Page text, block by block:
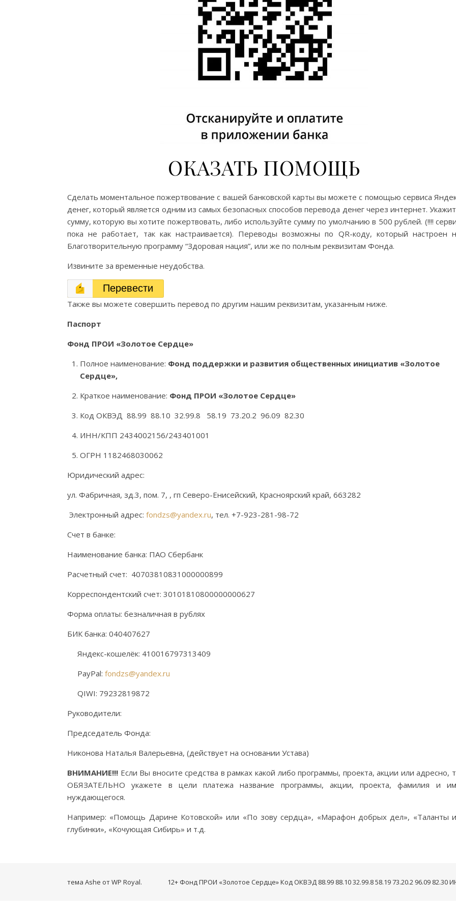
ОКАЗАТЬ ПОМОЩЬ
Сделать моментальное пожертвование с вашей банковской карты вы можете с помощью сервиса
денег, который является одним из самых безопасных способов перевода денег через интернет.
сумму, которую вы хотите пожертвовать, либо используйте сумму по умолчанию в 500 рублей. (!!!!
пока не работает, так как настраивается). Переводы возможны по QR-коду, который настроен
Благотворительную программу “Здоровая нация”, или же по полным реквизитам Фонда.
Извините за временные неудобства.
Перевести
Также вы можете совершить перевод по другим нашим реквизитам, указанным ниже.
Паспорт
Фонд ПРОИ «Золотое Сердце»
Полное наименование: Фонд поддержки и развития общественных инициатив «Золотое
Сердце»,
Краткое наименование: Фонд ПРОИ «Золотое Сердце»
Код ОКВЭД 88.99 88.10 32.99.8 58.19 73.20.2 96.09 82.30
ИНН/КПП 2434002156/243401001
ОГРН 1182468030062
Юридический адрес:
ул. Фабричная, зд.3, пом. 7, , гп Северо-Енисейский, Красноярский край, 663282
Электронный адрес: fondzs@yandex.ru, тел. +7-923-281-98-72
Счет в банке:
Наименование банка: ПАО Сбербанк
Расчетный счет: 40703810831000000899
Корреспондентский счет: 30101810800000000627
Форма оплаты: безналичная в рублях
БИК банка: 040407627
Яндекс-кошелёк: 410016797313409
PayPal: fondzs@yandex.ru
QIWI: 79232819872
Руководители:
Председатель Фонда:
Никонова Наталья Валерьевна, (действует на основании Устава)
ВНИМАНИЕ!!! Если Вы вносите средства в рамках какой либо программы, проекта, акции или адресно,
ОБЯЗАТЕЛЬНО укажете в цели платежа название программы, акции, проекта, фамилия и
нуждающегося.
Например: «Помощь Дарине Котовской» или «По зову сердца», «Марафон добрых дел», «Таланты
глубинки», «Кочующая Сибирь» и т.д.
12+ Фонд ПРОИ «Золотое Сердце» Код ОКВЭД 88.99 88.10 32.99.8 58.19 73.20.2 96.09 82.30
тема Ashe отWP Royal.